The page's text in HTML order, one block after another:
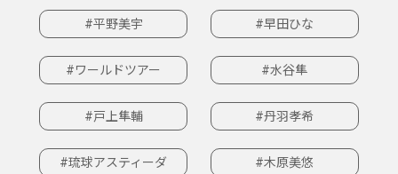
#平野美宇 #早田ひな
#ワールドツアー #水谷隼
#戸上隼輔 #丹羽孝希
#琉球アスティーダ #木原美悠